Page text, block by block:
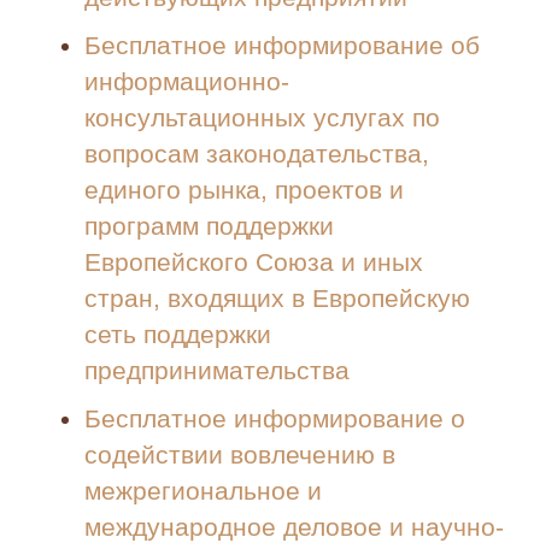
Бесплатное информирование об
информационно-
консультационных услугах по
вопросам законодательства,
единого рынка, проектов и
программ поддержки
Европейского Союза и иных
стран, входящих в Европейскую
сеть поддержки
предпринимательства
Бесплатное информирование о
содействии вовлечению в
межрегиональное и
международное деловое и научно-